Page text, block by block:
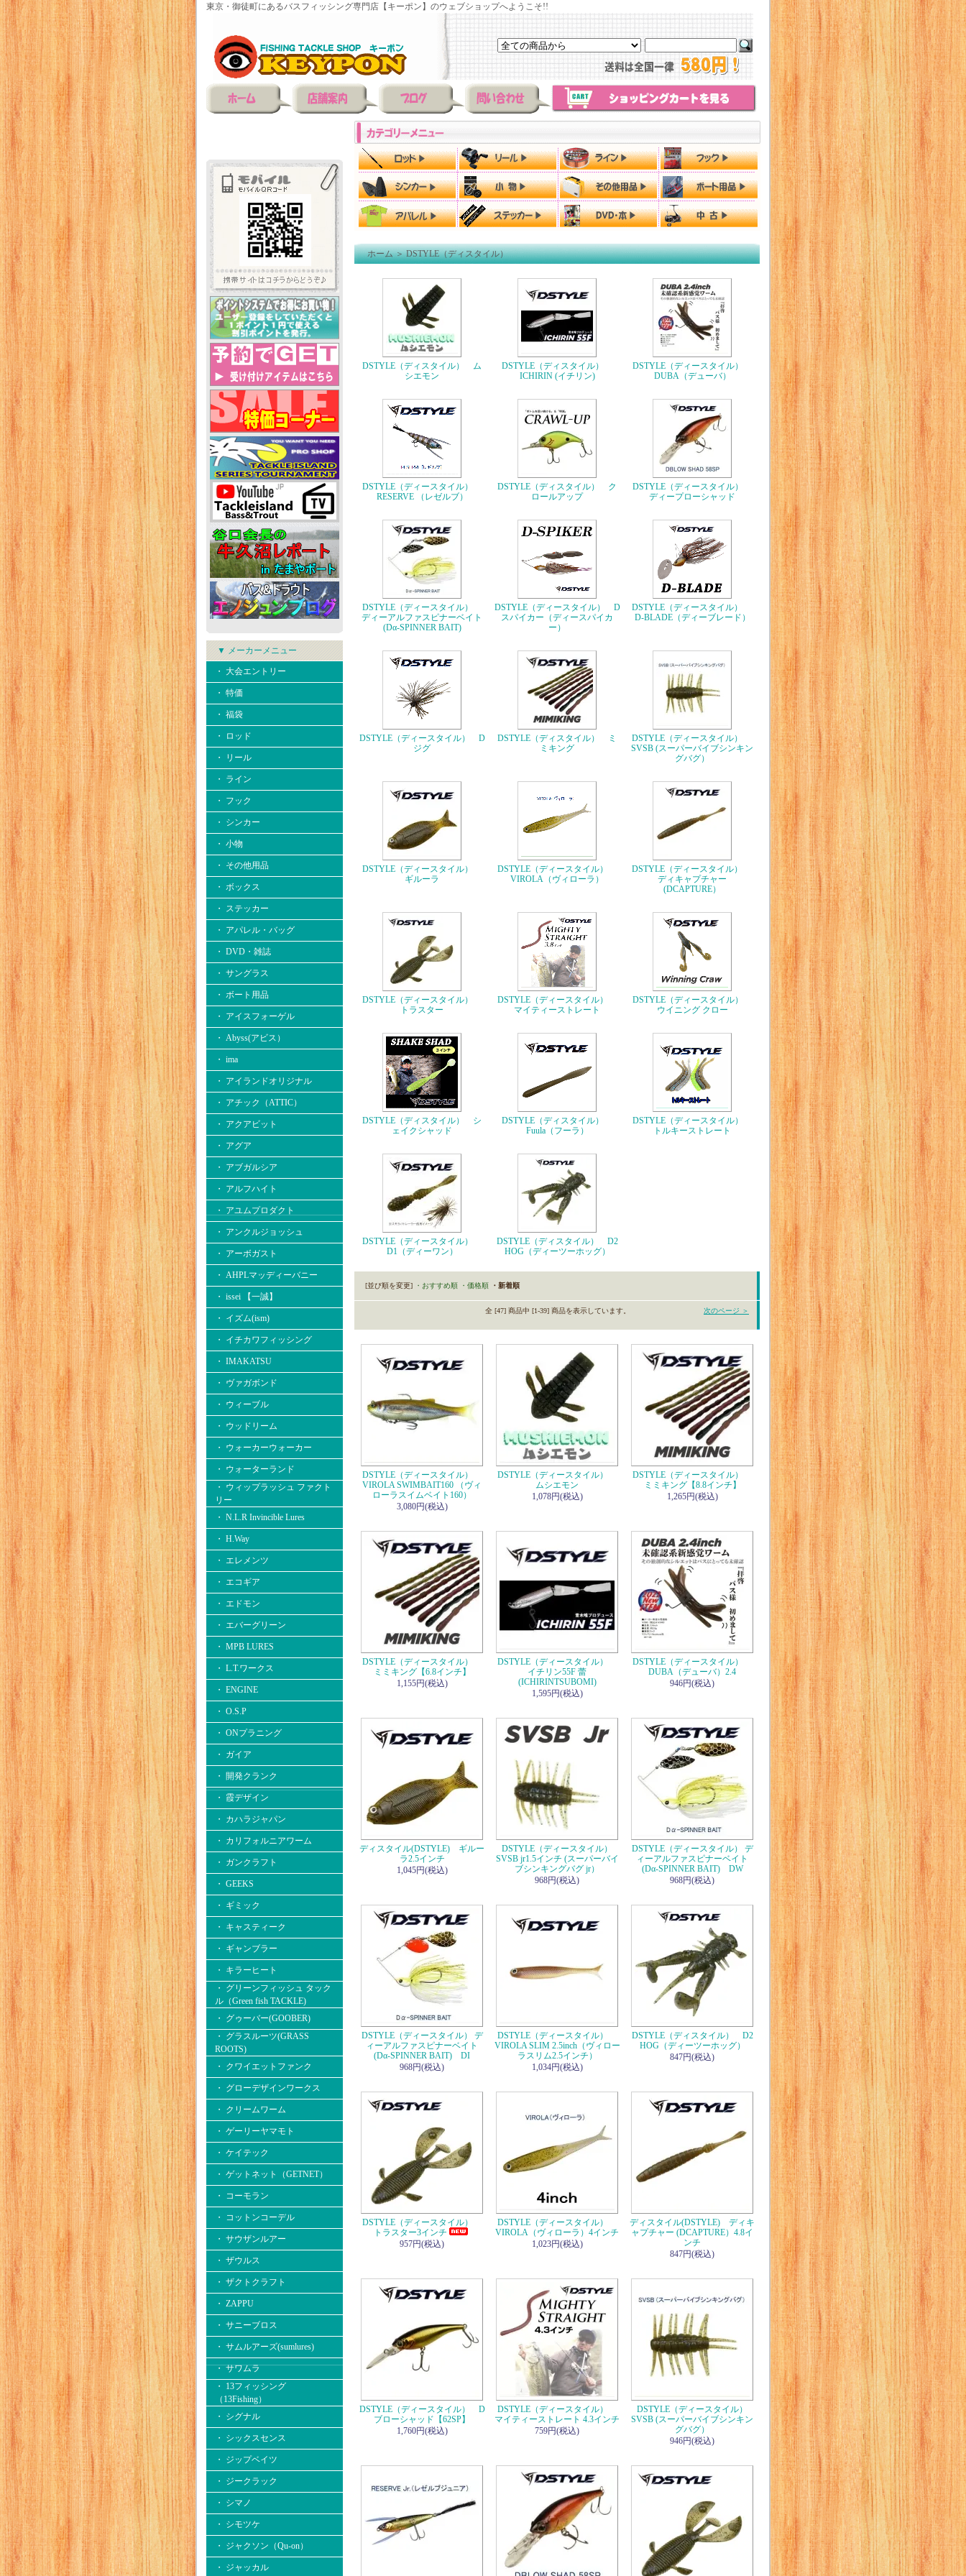
東京・御徒町にあるバスフィッシング専門店【キーポン】のウェブショップへようこそ!!
▼ メーカーメニュー
・ 大会エントリー
・ 特価
・ 福袋
・ ロッド
・ リール
・ ライン
・ フック
・ シンカー
・ 小物
・ その他用品
・ ボックス
・ ステッカー
・ アパレル・バッグ
・ DVD・雑誌
・ サングラス
・ ボート用品
・ アイスフォーゲル
・ Abyss(アビス）
・ ima
・ アイランドオリジナル
・ アチック（ATTIC）
・ アクアビット
・ アグア
・ アブガルシア
・ アルフハイト
・ アユムプロダクト
・ アンクルジョッシュ
・ アーボガスト
・ AHPLマッディーバニー
・ issei 【一誠】
・ イズム(ism)
・ イチカワフィッシング
・ IMAKATSU
・ ヴァガボンド
・ ウィーブル
・ ウッドリーム
・ ウォーカーウォーカー
・ ウォーターランド
・ ウィップラッシュ ファクト
リー
・ N.L.R Invincible Lures
・ H.Way
・ エレメンツ
・ エコギア
・ エドモン
・ エバーグリーン
・ MPB LURES
・ L.T.ワークス
・ ENGINE
・ O.S.P
・ ONプラニング
・ ガイア
・ 開発クランク
・ 霞デザイン
・ カハラジャパン
・ カリフォルニアワーム
・ ガンクラフト
・ GEEKS
・ ギミック
・ キャスティーク
・ ギャンブラー
・ キラーヒート
・ グリーンフィッシュ タック
ル（Green fish TACKLE)
・ グゥーバー(GOOBER)
・ グラスルーツ(GRASS
ROOTS)
・ クワイエットファンク
・ グローデザインワークス
・ クリームワーム
・ ゲーリーヤマモト
・ ケイテック
・ ゲットネット（GETNET）
・ コーモラン
・ コットンコーデル
・ サウザンルアー
・ ザウルス
・ ザクトクラフト
・ ZAPPU
・ サニーブロス
・ サムルアーズ(sumlures)
・ サワムラ
・ 13フィッシング
（13Fishing）
・ シグナル
・ シックスセンス
・ ジップベイツ
・ ジークラック
・ シマノ
・ シモツケ
・ ジャクソン（Qu-on）
・ ジャッカル
ホーム＞DSTYLE（ディスタイル）
DSTYLE（ディスタイル） ム
シエモン
DSTYLE（ディスタイル）
ICHIRIN (イチリン)
DSTYLE（ディースタイル）
DUBA（デューバ）
DSTYLE（ディースタイル）
RESERVE （レゼルブ）
DSTYLE（ディスタイル） ク
ロールアップ
DSTYLE（ディースタイル）
ディープローシャッド
DSTYLE（ディースタイル）
ディーアルファスピナーベイト
(Dα-SPINNER BAIT)
DSTYLE（ディースタイル） D
スパイカー（ディースパイカ
ー）
DSTYLE（ディースタイル）
D-BLADE（ディーブレード）
DSTYLE（ディースタイル） D
ジグ
DSTYLE（ディスタイル） ミ
ミキング
DSTYLE（ディースタイル）
SVSB (スーパーバイブシンキン
グバグ）
DSTYLE（ディースタイル）
ギルーラ
DSTYLE（ディースタイル）
VIROLA（ヴィローラ）
DSTYLE（ディースタイル）
ディキャプチャー
(DCAPTURE）
DSTYLE（ディースタイル）
トラスター
DSTYLE（ディースタイル）
マイティーストレート
DSTYLE（ディースタイル）
ウイニング クロー
DSTYLE（ディスタイル） シ
ェイクシャッド
DSTYLE（ディスタイル）
Fuula（フーラ）
DSTYLE（ディースタイル）
トルキーストレート
DSTYLE（ディースタイル）
D1（ディーワン）
DSTYLE（ディスタイル） D2
HOG（ディーツーホッグ）
[並び順を変更] ・おすすめ順 ・価格順 ・新着順
全 [47] 商品中 [1-39] 商品を表示しています。 次のページ ＞
DSTYLE（ディースタイル）
VIROLA SWIMBAIT160 （ヴィ
ローラスイムベイト160）
3,080円(税込)
DSTYLE（ディースタイル）
ムシエモン
1,078円(税込)
DSTYLE（ディースタイル）
ミミキング【8.8インチ】
1,265円(税込)
DSTYLE（ディースタイル）
ミミキング【6.8インチ】
1,155円(税込)
DSTYLE（ディースタイル）
イチリン55F 蕾
(ICHIRINTSUBOMI)
1,595円(税込)
DSTYLE（ディースタイル）
DUBA（デューバ）2.4
946円(税込)
ディスタイル(DSTYLE) ギルー
ラ2.5インチ
1,045円(税込)
DSTYLE（ディースタイル）
SVSB jr1.5インチ (スーパーバイ
ブシンキングバグ jr）
968円(税込)
DSTYLE（ディースタイル） デ
ィーアルファスピナーベイト
(Dα-SPINNER BAIT) DW
968円(税込)
DSTYLE（ディースタイル） デ
ィーアルファスピナーベイト
(Dα-SPINNER BAIT) DI
968円(税込)
DSTYLE（ディースタイル）
VIROLA SLIM 2.5inch（ヴィロー
ラスリム2.5インチ）
1,034円(税込)
DSTYLE（ディスタイル） D2
HOG（ディーツーホッグ）
847円(税込)
DSTYLE（ディースタイル）
トラスター3インチ
957円(税込)
DSTYLE（ディースタイル）
VIROLA（ヴィローラ）4インチ
1,023円(税込)
ディスタイル(DSTYLE) ディキ
ャプチャー (DCAPTURE）4.8イ
ンチ
847円(税込)
DSTYLE（ディースタイル） D
ブローシャッド【62SP】
1,760円(税込)
DSTYLE（ディースタイル）
マイティーストレート 4.3インチ
759円(税込)
DSTYLE（ディースタイル）
SVSB (スーパーバイブシンキン
グバグ）
946円(税込)